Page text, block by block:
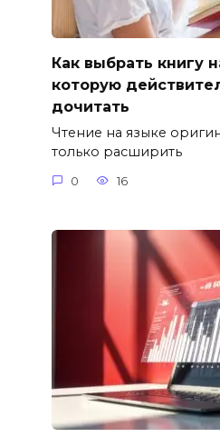
Как выбрать книгу
которую
дочитать
Чтение на языке
только расширить
0 16